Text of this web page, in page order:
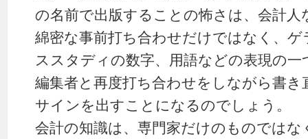
の名前で出版することの怖さは、会計
綿密な事前打ち合わせだけではなく、
ススタディの数字、用語などの表現の
編集者と再度打ち合わせをしながら書
サインを出すことになるのでしょう。
会計の知識は、専門家だけのものではな